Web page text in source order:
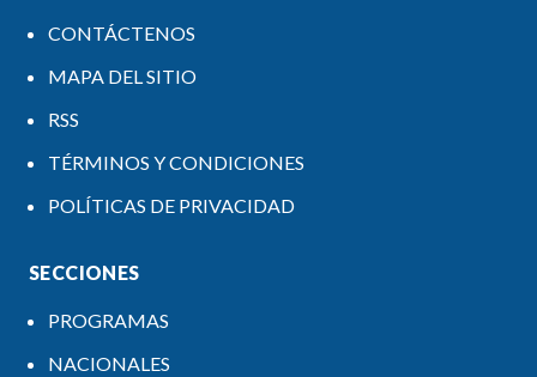
CONTÁCTENOS
MAPA DEL SITIO
RSS
TÉRMINOS Y CONDICIONES
POLÍTICAS DE PRIVACIDAD
SECCIONES
PROGRAMAS
NACIONALES